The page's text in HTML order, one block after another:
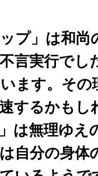
プ」は和
言実行でし
ます。その
するかもし
は無理ゆえ
自分の身体